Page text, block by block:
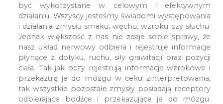
być wykorzystane w celowym i efektywnym
działaniu. Wszyscy jesteśmy świadomi występowania
i działania zmysłu smaku, węchu, wzroku czy słuchu.
Jednak większość z nas nie zdaje sobie sprawy, że
nasz układ nerwowy odbiera i rejestruje informacje
płynące z dotyku, ruchu, siły grawitacji oraz pozycji
ciała. Tak jak oczy rejestrują informacje wzrokowe i
przekazują je do mózgu w ceku zinterpretowania,
tak wszystkie pozostałe zmysły posiadają receptory
odbierające bodźce i przekazujące je do mózgu.